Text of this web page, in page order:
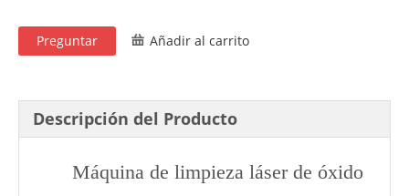
Preguntar Añadir al carrito
Descripción del Producto
Máquina de limpieza láser de óxido